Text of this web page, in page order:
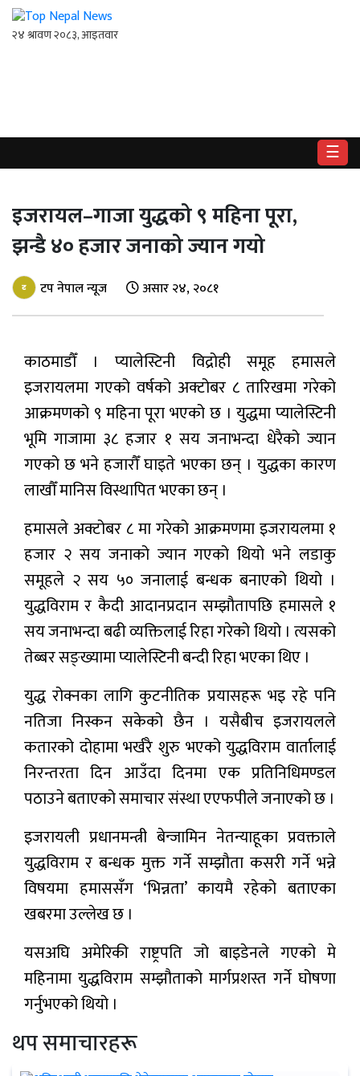
☰
राजनीति
अर्थ
खेलकुद
विश्व
बिचार
मनोरन्जन
प्रबास
देश
स्वास्थ्य
जापान
English
इजरायल–गाजा युद्धको ९ महिना पूरा,
झन्डै ४० हजार जनाको ज्यान गयो
टप नेपाल न्यूज असार २४, २०८१
काठमाडौँ । प्यालेस्टिनी विद्रोही समूह हमासले
इजरायलमा गएको वर्षको अक्टोबर ८ तारिखमा गरेको
आक्रमणको ९ महिना पूरा भएको छ । युद्धमा प्यालेस्टिनी
भूमि गाजामा ३८ हजार १ सय जनाभन्दा धेरैको ज्यान
गएको छ भने हजारौँ घाइते भएका छन् । युद्धका कारण
लाखौँ मानिस विस्थापित भएका छन् ।
हमासले अक्टोबर ८ मा गरेको आक्रमणमा इजरायलमा १
हजार २ सय जनाको ज्यान गएको थियो भने लडाकु
समूहले २ सय ५० जनालाई बन्धक बनाएको थियो ।
युद्धविराम र कैदी आदानप्रदान सम्झौतापछि हमासले १
सय जनाभन्दा बढी व्यक्तिलाई रिहा गरेको थियो । त्यसको
तेब्बर सङ्ख्यामा प्यालेस्टिनी बन्दी रिहा भएका थिए ।
युद्ध रोक्नका लागि कुटनीतिक प्रयासहरू भइ रहे पनि
नतिजा निस्कन सकेको छैन । यसैबीच इजरायलले
कतारको दोहामा भर्खरै शुरु भएको युद्धविराम वार्तालाई
निरन्तरता दिन आउँदा दिनमा एक प्रतिनिधिमण्डल
पठाउने बताएको समाचार संस्था एएफपीले जनाएको छ ।
इजरायली प्रधानमन्त्री बेन्जामिन नेतन्याहूका प्रवक्ताले
युद्धविराम र बन्धक मुक्त गर्ने सम्झौता कसरी गर्ने भन्ने
विषयमा हमाससँग ‘भिन्नता’ कायमै रहेको बताएका
खबरमा उल्लेख छ ।
यसअघि अमेरिकी राष्ट्रपति जो बाइडेनले गएको मे
महिनामा युद्धविराम सम्झौताको मार्गप्रशस्त गर्ने घोषणा
गर्नुभएको थियो ।
थप समाचारहरू